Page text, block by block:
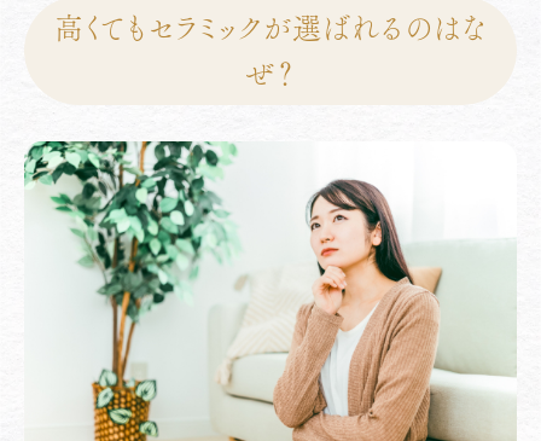
高くてもセラミックが選ばれるのはな
ぜ？